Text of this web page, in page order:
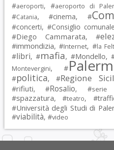
#aeroporti, #aeroporto di
#Catania, #cinema, #
#concerti, #Consiglio comunale
#Diego Cammarata, #
#immondizia, #Internet, #la
#libri, #mafia, #Mondello,
Montevergini, #
#politica, #Regione
#rifiuti, #Rosalio, #serie
#spazzatura, #teatro, #
#Università degli Studi di
#viabilità, #video